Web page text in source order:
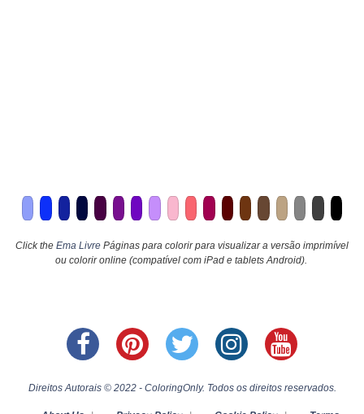
Click the Ema Livre Páginas para colorir para visualizar a versão imprimível
ou colorir online (compatível com iPad e tablets Android).
Direitos Autorais © 2022 - ColoringOnly. Todos os direitos reservados.